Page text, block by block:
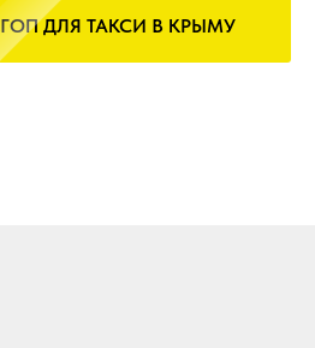
ДЛЯ ТАКСИ В КРЫМУ